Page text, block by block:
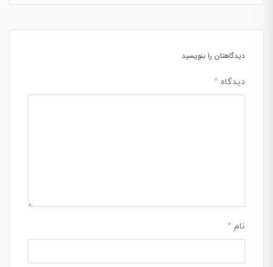
دیدگاهتان را بنویسید
دیدگاه *
نام *